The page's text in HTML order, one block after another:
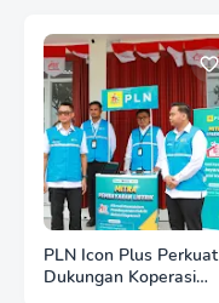
PLN Icon Plus Perkuat
Dukungan Koperasi